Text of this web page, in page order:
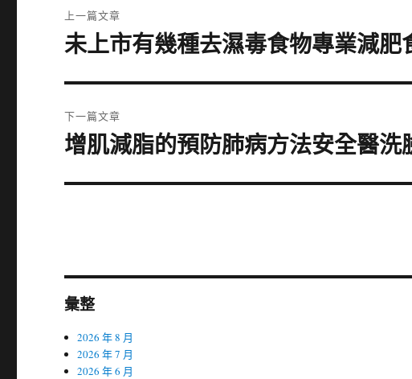
章
上一篇文章
上
篇
章:
未上市有幾種去濕毒食物專業減肥
下一篇文章
下
篇
增肌減脂的預防肺病方法安全醫
彙整
2026 年 8 月
2026 年 7 月
2026 年 6 月